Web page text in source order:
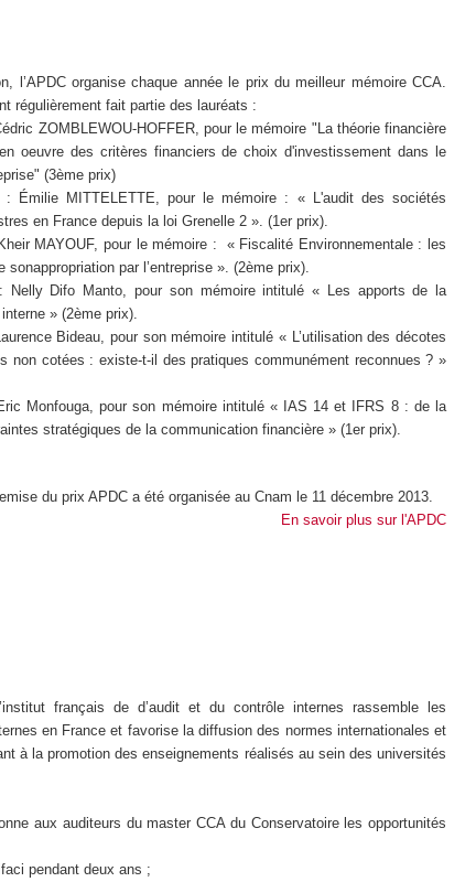
l’APDC organise chaque année le prix du meilleur mémoire CCA.
régulièrement fait partie des lauréats :
ZOMBLEWOU-HOFFER, pour le mémoire "La théorie financière
oeuvre des critères financiers de choix d'investissement dans le
(3ème prix)
Émilie MITTELETTE, pour le mémoire : « L'audit des sociétés
en France depuis la loi Grenelle 2 ». (1er prix).
MAYOUF, pour le mémoire : « Fiscalité Environnementale : les
par l’entreprise ». (2ème prix).
Nelly Difo Manto, pour son mémoire intitulé « Les apports de la
» (2ème prix).
Bideau, pour son mémoire intitulé « L’utilisation des décotes
non cotées : existe-t-il des pratiques communément reconnues ? »
Monfouga, pour son mémoire intitulé « IAS 14 et IFRS 8 : de la
stratégiques de la communication financière » (1er prix).
du prix APDC a été organisée au Cnam le 11 décembre 2013.
En savoir plus sur l'APDC
français de d’audit et du contrôle internes rassemble les
en France et favorise la diffusion des normes internationales et
à la promotion des enseignements réalisés au sein des universités
aux auditeurs du master CCA du Conservatoire les opportunités
pendant deux ans ;